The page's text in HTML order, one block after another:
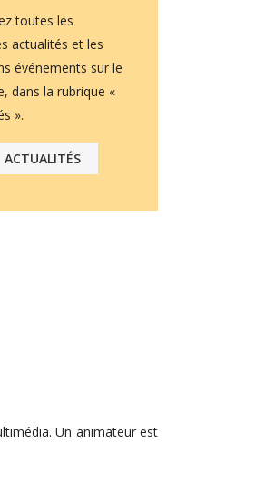
toutes les
actualités et les
événements sur le
dans la rubrique «
».
ACTUALITÉS
Un animateur est